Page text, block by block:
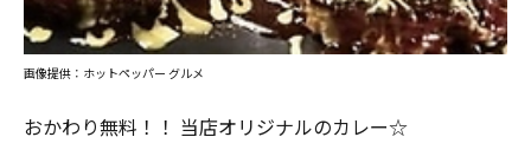
おかわり無料！！ 当店オリジナルのカレー☆
画像提供：ホットペッパー グルメ